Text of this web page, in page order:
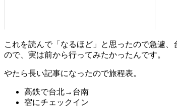
これを読んで「なるほど」と思ったので急遽
ので、実は前から行ってみたかったんです。
やたら長い記事になったので旅程表。
高鉄で台北→台南
宿にチェックイン